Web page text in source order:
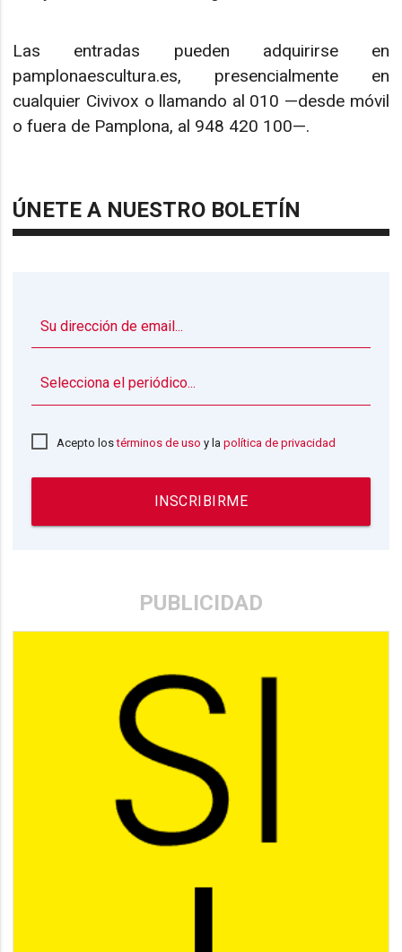
Las entradas pueden adquirirse en
pamplonaescultura.es, presencialmente en
cualquier Civivox o llamando al 010 —desde móvil
o fuera de Pamplona, al 948 420 100—.
ÚNETE A NUESTRO BOLETÍN
Acepto lostérminos de uso y lapolítica de privacidad
INSCRIBIRME
PUBLICIDAD